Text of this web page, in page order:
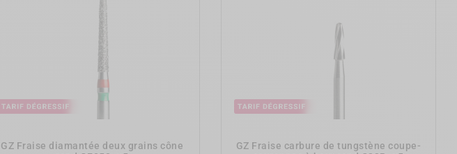
GZ Fraise diamantée deux grains cône
GZ Fraise carbure de tungstène coupe-